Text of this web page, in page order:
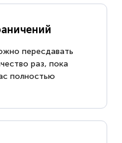
пересдавать
раз, пока
полностью